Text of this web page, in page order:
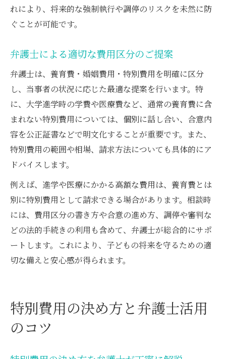
れにより、将来的な強制執行や調停のリスクを未然に防
ぐことが可能です。
弁護士による適切な費用区分のご提案
弁護士は、養育費・婚姻費用・特別費用を明確に区分
し、当事者の状況に応じた最適な提案を行います。特
に、大学進学時の学費や医療費など、通常の養育費に含
まれない特別費用については、個別に話し合い、合意内
容を公正証書などで明文化することが重要です。また、
特別費用の範囲や相場、請求方法についても具体的にア
ドバイスします。
例えば、進学や医療にかかる高額な費用は、養育費とは
別に特別費用として請求できる場合があります。相談時
には、費用区分の書き方や合意の進め方、調停や審判な
どの法的手続きの利用も含めて、弁護士が総合的にサポ
ートします。これにより、子どもの将来を守るための適
切な備えと安心感が得られます。
特別費用の決め方と弁護士活用
のコツ